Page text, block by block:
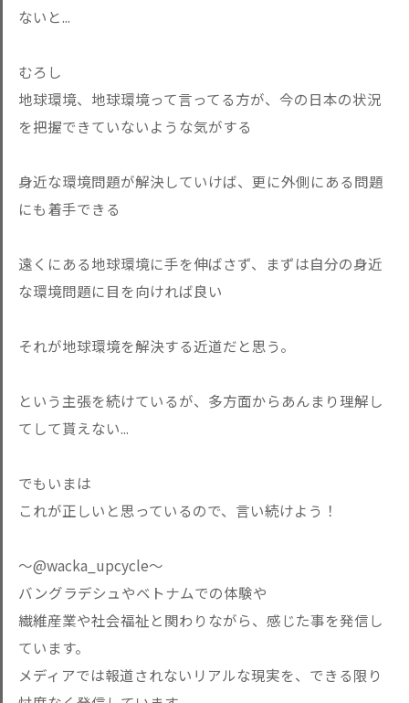
ないと...
むろし
地球環境、地球環境って言ってる方が、今の日本の状況
を把握できていないような気がする
身近な環境問題が解決していけば、更に外側にある問題
にも着手できる
遠くにある地球環境に手を伸ばさず、まずは自分の身近
な環境問題に目を向ければ良い
それが地球環境を解決する近道だと思う。
という主張を続けているが、多方面からあんまり理解し
てして貰えない...
でもいまは
これが正しいと思っているので、言い続けよう！
〜@wacka_upcycle〜
バングラデシュやベトナムでの体験や
繊維産業や社会福祉と関わりながら、感じた事を発信し
ています。
メディアでは報道されないリアルな現実を、できる限り